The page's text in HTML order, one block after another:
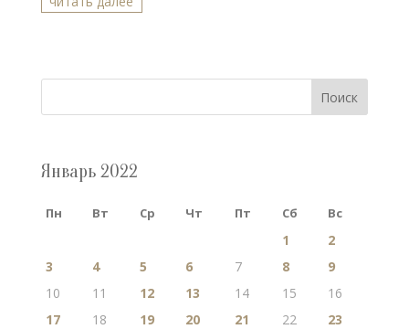
Поиск
Январь 2022
Пн Вт Ср Чт Пт Сб Вс
1
2
3
4 5 6 7 8
9
10
11 12 13 14 15
16
17
18 19 20 21 22
23